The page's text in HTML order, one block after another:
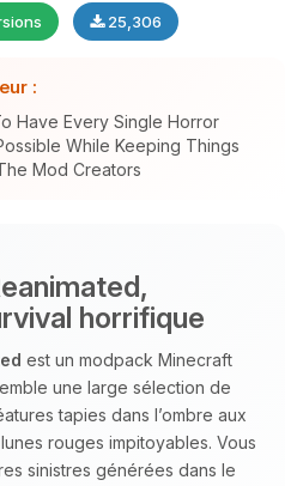
25,306
:
Have Every Single Horror
While Keeping Things
Mod Creators
horrifique
est un modpack Minecraft
une large sélection de
tapies dans l’ombre aux
rouges impitoyables. Vous
sinistres générées dans le
pour me
Choupy, ton petit
Dis-moi ce dont